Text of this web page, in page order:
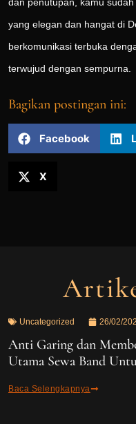
yang elegan dan hangat di
berkomunikasi terbuka
terwujud dengan sempurna.
Bagikan postingan ini:
Facebook
X
Uncategorized 26/02/
Anti Garing dan
Utama Sewa Band
Baca Selengkapnya